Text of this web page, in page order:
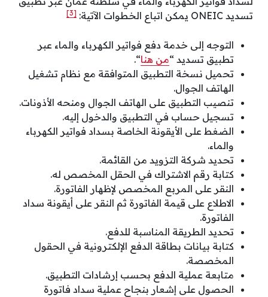
تسديد ONEIC يمكن اتباع الخطوات الآتية:
[3]
التوجه إلى خدمة دفع فواتير الكهرباء والماء عبر
تطبيق تسديد “من هنا“.
تحميل نسخة التطبيق المتوافقة مع نظام تشغيل
الهاتف الجوال.
تنصيب التطبيق على الهاتف الجوال ومنحه الأذونات.
تسجيل حساب في التطبيق والدخول إليه.
الضغط على الأيقونة الخاصة بسداد فواتير الكهرباء
والماء.
تحديد شركة التزويد من القائمة.
كتابة رقم الاشتراك في الحقل المخصص له.
النقر على المربع المخصص لإظهار الفاتورة.
الاطلاع على قيمة الفاتورة ثم النقر على أيقونة سداد
الفاتورة.
تحديد الطريقة المناسبة للدفع.
كتابة بيانات بطاقة الدفع الإلكترونية في الحقول
المخصصة.
متابعة عملية الدفع بحسب إرشادات التطبيق.
الحصول على إشعار بنجاح عملية سداد فاتورة